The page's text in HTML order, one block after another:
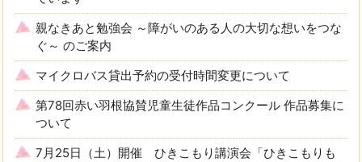
親なきあと勉強会 ～障がいのある人の大切な想いをつな
ぐ～ のご案内
マイクロバス貸出予約の受付時間変更について
第78回赤い羽根協賛児童生徒作品コンクール 作品募集に
ついて
7月25日（土）開催 ひきこもり講演会「ひきこもりも